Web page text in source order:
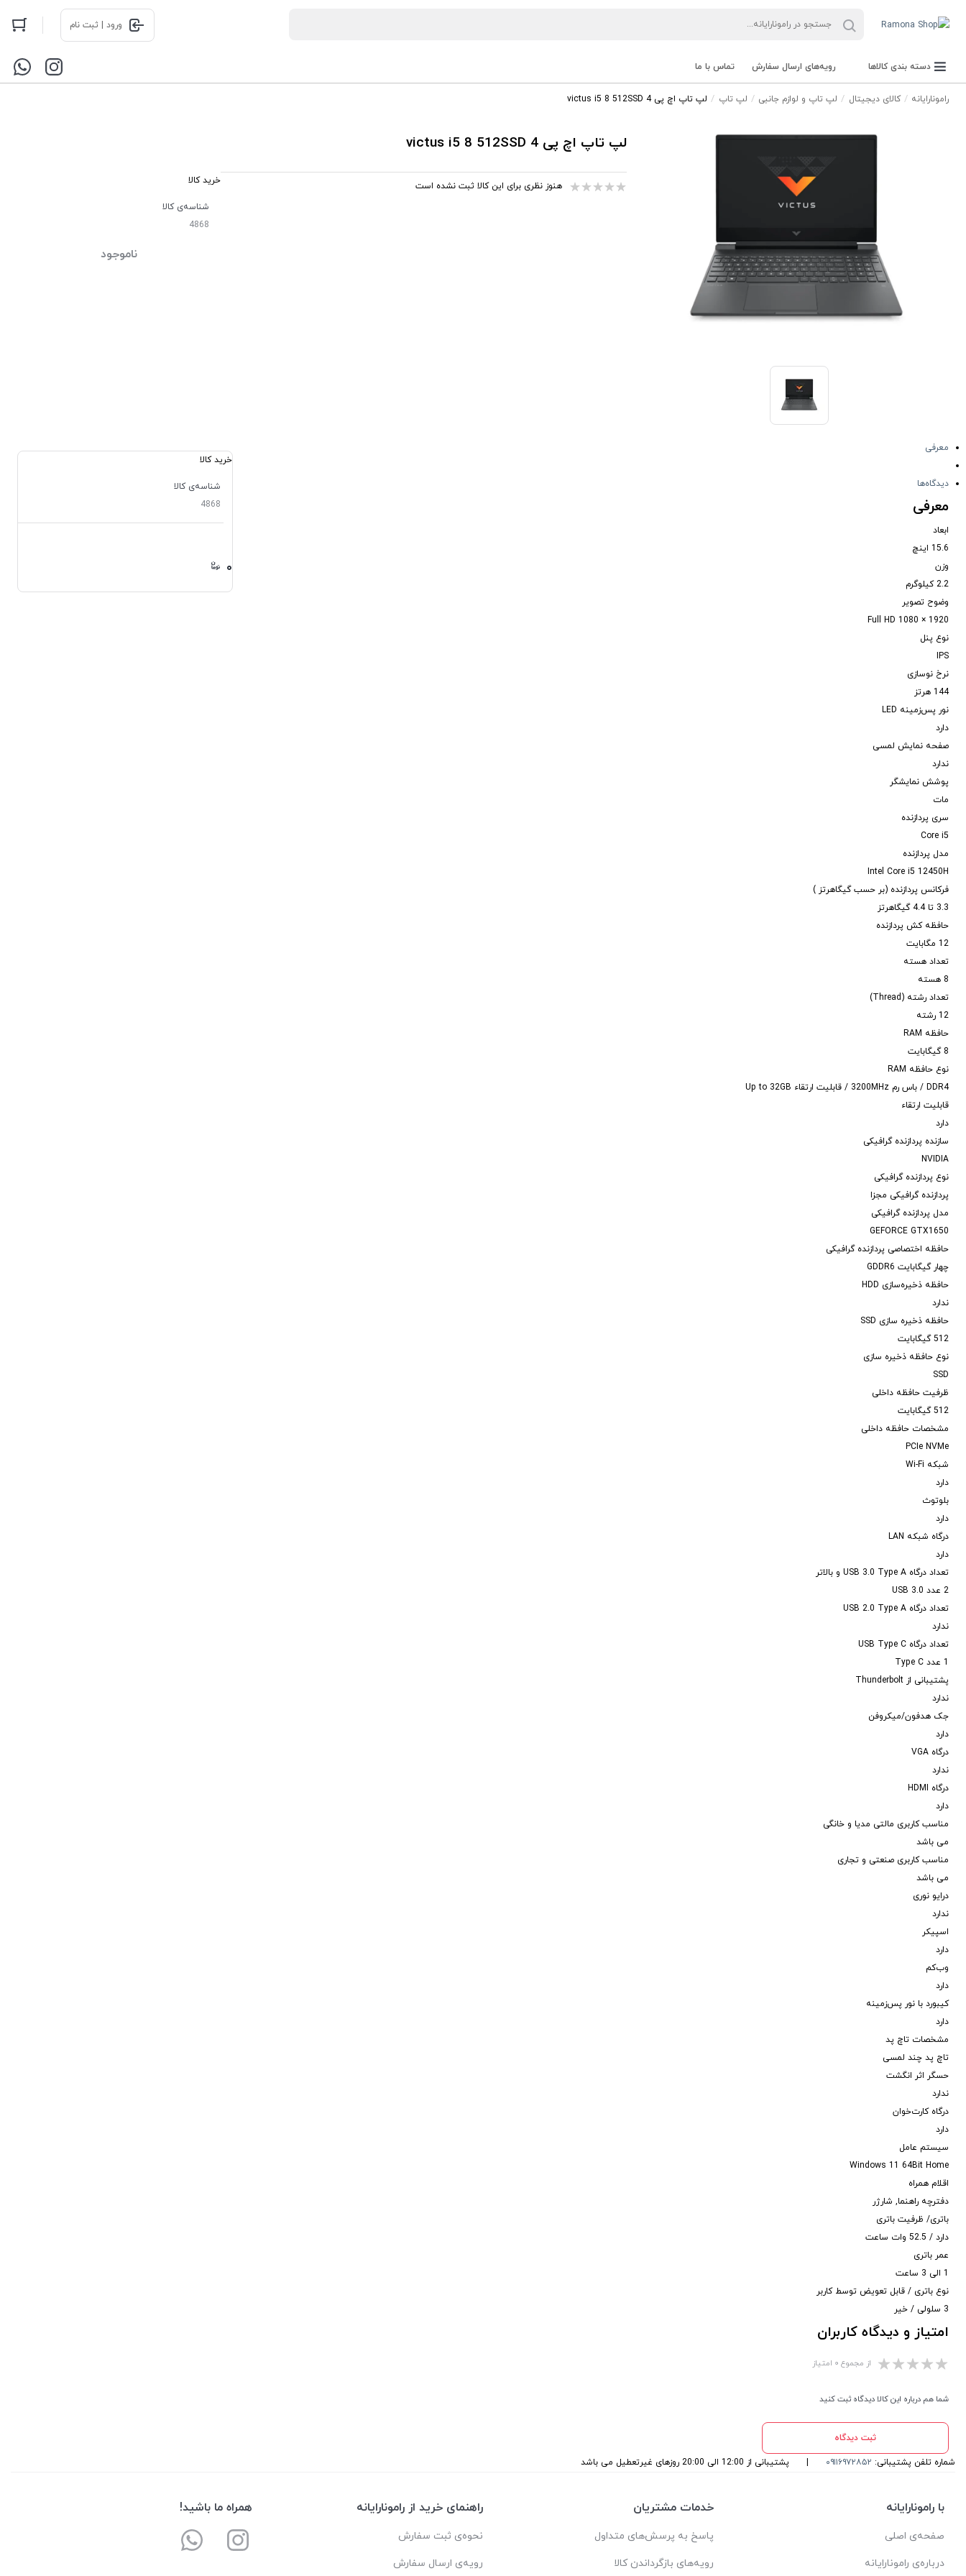
ورود | ثبت نام
دسته بندی کالاها رویه‌های ارسال سفارش تماس با ما
رامونارایانه کالای دیجیتال لپ تاپ و لوازم جانبی لپ تاپ لپ تاپ اچ پی victus i5 8 512SSD 4
لپ تاپ اچ پی victus i5 8 512SSD 4
هنوز نظری برای این کالا ثبت نشده است
خرید کالا
شناسه‌ی کالا
4868
ناموجود
معرفی
دیدگاه‌ها
معرفی
ابعاد
15.6 اینچ
وزن
2.2 کیلوگرم
وضوح تصویر
Full HD 1080 × 1920
نوع پنل
IPS
نرخ نوسازی
144 هرتز
نور پس‌زمینه LED
دارد
صفحه نمایش لمسی
ندارد
پوشش نمایشگر
مات
سری پردازنده
Core i5
مدل پردازنده
Intel Core i5 12450H
فرکانس پردازنده (بر حسب گیگاهرتز )
3.3 تا 4.4 گیگاهرتز
حافظه کش پردازنده
12 مگابایت
تعداد هسته
8 هسته
تعداد رشته (Thread)
12 رشته
حافظه RAM
8 گیگابایت
نوع حافظه RAM
DDR4 / باس رم 3200MHz / قابلیت ارتقاء Up to 32GB
قابلیت ارتقاء
دارد
سازنده پردازنده گرافیکی
NVIDIA
نوع پردازنده گرافیکی
پردازنده گرافیکی مجزا
مدل پردازنده گرافیکی
GEFORCE GTX1650
حافظه اختصاصی پردازنده گرافیکی
چهار گیگابایت GDDR6
حافظه ذخیره‌سازی HDD
ندارد
حافظه ذخیره سازی SSD
512 گیگابایت
نوع حافظه ذخیره سازی
SSD
ظرفیت حافظه داخلی
512 گیگابایت
مشخصات حافظه داخلی
PCIe NVMe
شبکه Wi-Fi
دارد
بلوتوث
دارد
درگاه شبکه LAN
دارد
تعداد درگاه USB 3.0 Type A و بالاتر
2 عدد USB 3.0
تعداد درگاه USB 2.0 Type A
ندارد
تعداد درگاه USB Type C
1 عدد Type C
پشتیبانی از Thunderbolt
ندارد
جک هدفون/میکروفن
دارد
درگاه VGA
ندارد
درگاه HDMI
دارد
مناسب کاربری مالتی مدیا و خانگی
می باشد
مناسب کاربری صنعتی و تجاری
می باشد
درایو نوری
ندارد
اسپیکر
دارد
وب‌کم
دارد
کیبورد با نور پس‌زمینه
دارد
مشخصات تاچ پد
تاچ پد چند لمسی
حسگر اثر انگشت
ندارد
درگاه کارت‌خوان
دارد
سیستم عامل
Windows 11 64Bit Home
اقلام همراه
دفترچه راهنما, شارژر
باتری/ ظرفیت باتری
دارد / 52.5 وات ساعت
عمر باتری
1 الی 3 ساعت
نوع باتری / قابل تعویض توسط کاربر
3 سلولی / خیر
امتیاز و دیدگاه کاربران
از مجموع ۰ امتیاز
شما هم درباره این کالا دیدگاه ثبت کنید
ثبت دیدگاه
خرید کالا
شناسه‌ی کالا
4868
۰
شماره تلفن پشتیبانی: ۰۹۱۱۶۹۷۲۸۵۲ پشتیبانی از 12:00 الی 20:00 روزهای غیرتعطیل می باشد
با رامونارایانه
صفحه‌ی اصلی
درباره‌ی رامونارایانه
خدمات مشتریان
پاسخ به پرسش‌های متداول
رویه‌های بازگرداندن کالا
راهنمای خرید از رامونارایانه
نحوه‌ی ثبت سفارش
رویه‌ی ارسال سفارش
همراه ما باشید!